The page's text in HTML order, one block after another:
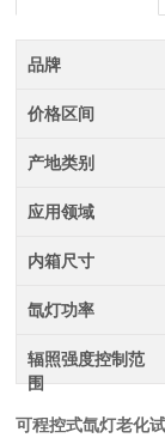
品牌
价格区间
产地类别
应用领域
内箱尺寸
氙灯功率
辐照强度控制范
围
可程控式氙灯老化